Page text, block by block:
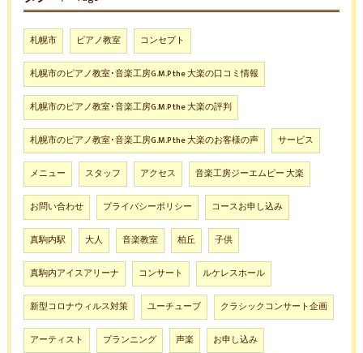
札幌市 ピアノ教室 コンセプト
札幌市のピアノ教室･音楽工房G.M.P the 大楽の口コミ情報
札幌市のピアノ教室･音楽工房G.M.P the 大楽の評判
札幌市のピアノ教室･音楽工房G.M.P the 大楽のお客様の声 サービス
メニュー スタッフ アクセス 音楽工房ジーエムピー 大楽
お問い合わせ プライバシーポリシー コースお申し込み
真駒内駅 大人 音楽教室 柏丘 子供
真駒内アイスアリーナ コンサート ルケレスホール
新型コロナウィルス対策 ユーチューブ クラシックコンサート企画
アーティスト プランニング 声楽 お申し込み